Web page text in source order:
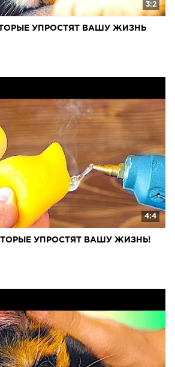
3:2
УПРОСТЯТ ВАШУ ЖИЗНЬ
4:4
УПРОСТЯТ ВАШУ ЖИЗНЬ!